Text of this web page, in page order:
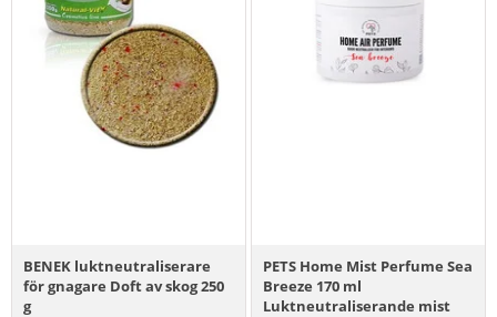
BENEK luktneutraliserare
för gnagare Doft av skog 250
g
PETS Home Mist Perfume Sea
Breeze 170 ml
Luktneutraliserande mist